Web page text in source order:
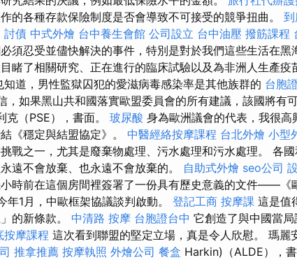
的各種存款保險制度是否會導致不可接受的競爭扭曲。
討債 中式外燴 台中養生會館 公司設立 台中油壓 撥筋課程
須忍受並儘快解決的事件，特別是對於我們這些生活在黑
睹了相關研究、正在進行的臨床試驗以及為非洲人生產疫
知道，男性監獄囚犯的愛滋病毒感染率是其他族群的 台胞證
，如果黑山共和國落實歐盟委員會的所有建議，該國將有
克（PSE），書面。 玻尿酸 身為歐洲議會的代表，我很
《穩定與結盟協定》。 中醫經絡按摩課程 台北外燴 小型
戰之一，尤其是廢棄物處理、污水處理和污水處理。 各國
遠不會放棄、也永遠不會放棄的。
自助式外燴 seo公司
時前在這個房間裡簽署了一份具有歷史意義的文件——《
年1月，中歐框架協議談判啟動。 登記工商 按摩課 這是值
的新條款。 中清路 按摩 台胞證台中 它創造了與中國當
按摩課程 這次看到聯盟的堅定立場，真是令人欣慰。 瑪麗
推拿推薦 按摩執照 外燴公司 餐盒 Harkin)（ALDE），書